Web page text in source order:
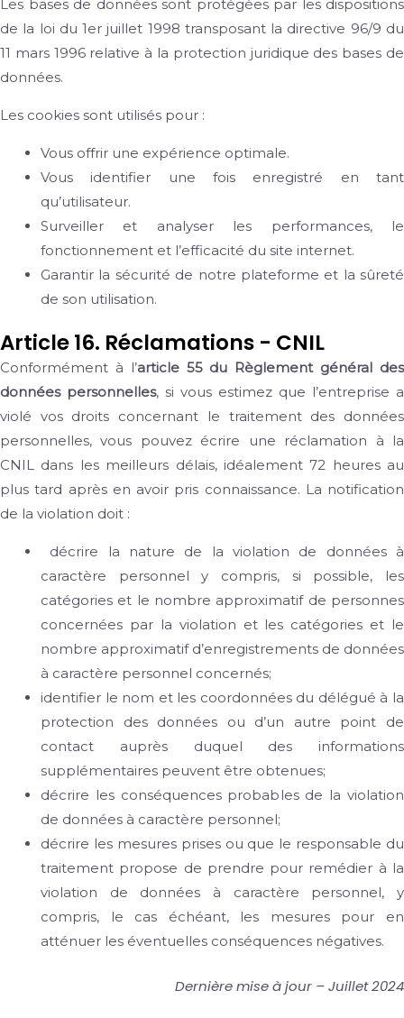
Les bases de données sont protégées par les dispositions
de la loi du 1er juillet 1998 transposant la directive 96/9 du
11 mars 1996 relative à la protection juridique des bases de
données.
Les cookies sont utilisés pour :
Vous offrir une expérience optimale.
Vous identifier une fois enregistré en tant
qu’utilisateur.
Surveiller et analyser les performances, le
fonctionnement et l’efficacité du site internet.
Garantir la sécurité de notre plateforme et la sûreté
de son utilisation.
Article 16. Réclamations - CNIL
Conformément à l’article 55 du Règlement général des
données personnelles, si vous estimez que l’entreprise a
violé vos droits concernant le traitement des données
personnelles, vous pouvez écrire une réclamation à la
CNIL dans les meilleurs délais, idéalement 72 heures au
plus tard après en avoir pris connaissance. La notification
de la violation doit :
décrire la nature de la violation de données à
caractère personnel y compris, si possible, les
catégories et le nombre approximatif de personnes
concernées par la violation et les catégories et le
nombre approximatif d’enregistrements de données
à caractère personnel concernés;
identifier le nom et les coordonnées du délégué à la
protection des données ou d’un autre point de
contact auprès duquel des informations
supplémentaires peuvent être obtenues;
décrire les conséquences probables de la violation
de données à caractère personnel;
décrire les mesures prises ou que le responsable du
traitement propose de prendre pour remédier à la
violation de données à caractère personnel, y
compris, le cas échéant, les mesures pour en
atténuer les éventuelles conséquences négatives.
Dernière mise à jour – Juillet 2024